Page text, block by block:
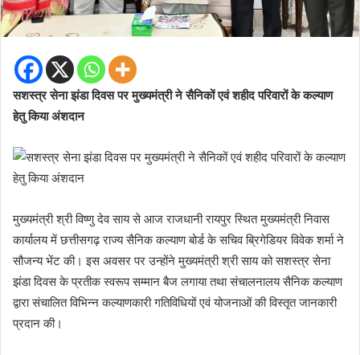
सशस्त्र सेना झंडा दिवस पर मुख्यमंत्री ने सैनिकों एवं शहीद परिवारों के कल्याण
हेतु किया अंशदान
मुख्यमंत्री श्री विष्णु देव साय से आज राजधानी रायपुर स्थित मुख्यमंत्री निवास
कार्यालय में छत्तीसगढ़ राज्य सैनिक कल्याण बोर्ड के सचिव ब्रिगेडियर विवेक शर्मा ने
सौजन्य भेंट की। इस अवसर पर उन्होंने मुख्यमंत्री श्री साय को सशस्त्र सेना
झंडा दिवस के प्रतीक स्वरूप सम्मान बैज लगाया तथा संचालनालय सैनिक कल्याण
द्वारा संचालित विभिन्न कल्याणकारी गतिविधियों एवं योजनाओं की विस्तृत जानकारी
प्रदान की।